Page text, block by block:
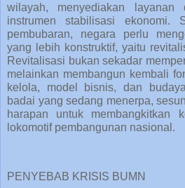
wilayah, menyediakan layanan
instrumen stabilisasi ekonomi.
pembubaran, negara perlu
yang lebih konstruktif, yaitu
Revitalisasi bukan sekadar
melainkan membangun kembali
kelola, model bisnis, dan
badai yang sedang menerpa,
harapan untuk membangkitkan
lokomotif pembangunan nasional.
PENYEBAB KRISIS BUMN